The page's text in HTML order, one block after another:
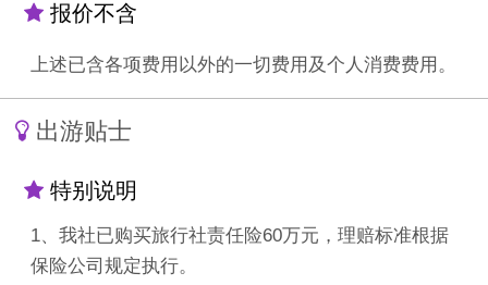
报价不含
上述已含各项费用以外的一切费用及个人消费费用。
出游贴士
特别说明
1、我社已购买旅行社责任险60万元，理赔标准根据
保险公司规定执行。